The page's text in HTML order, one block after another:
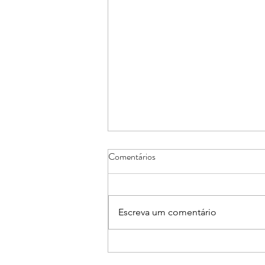
Núcleos de Casa e Decoração e
Comentários
Escreva um comentário